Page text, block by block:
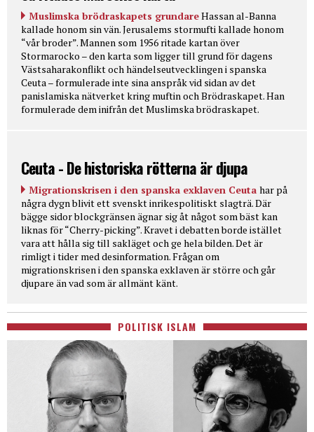
Muslimska brödraskapets grundareHassan al-Banna
kallade honom sin vän. Jerusalems stormufti kallade honom
“vår broder”. Mannen som 1956 ritade kartan över
Stormarocko – den karta som ligger till grund för dagens
Västsaharakonflikt och händelseutvecklingen i spanska
Ceuta – formulerade inte sina anspråk vid sidan av det
panislamiska nätverket kring muftin och Brödraskapet. Han
formulerade dem inifrån det Muslimska brödraskapet.
Ceuta - De historiska rötterna är djupa
Migrationskrisen i den spanska exklaven Ceuta har på
några dygn blivit ett svenskt inrikespolitiskt slagträ. Där
bägge sidor blockgränsen ägnar sig åt något som bäst kan
liknas för “Cherry-picking”. Kravet i debatten borde istället
vara att hålla sig till sakläget och ge hela bilden. Det är
rimligt i tider med desinformation. Frågan om
migrationskrisen i den spanska exklaven är större och går
djupare än vad som är allmänt känt.
POLITISK ISLAM